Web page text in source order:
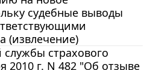
судебные выводы
(извлечение)
страхового
2010 г. N 482 "Об отзыве